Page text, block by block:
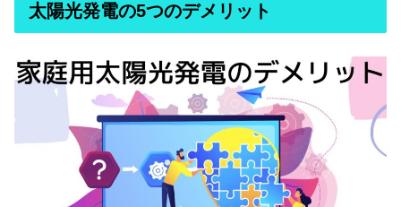
太陽光発電の5つのデメリット